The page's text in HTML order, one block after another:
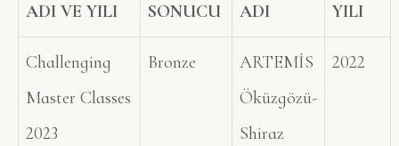
ADI VE YILI
SONUCU
ADI
YILI
Challenging
Master Classes
2023
Bronze
ARTEMİS
Öküzgözü-
Shiraz
2022